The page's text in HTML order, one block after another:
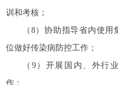
训和考核；
（8）协助指导省内使用
位做好传染病防控工作；
（9） 开展国内、外行
作；